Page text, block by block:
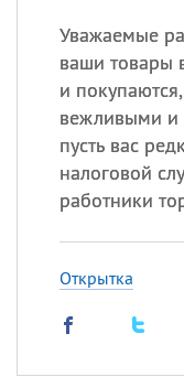
Уважаемые
ваши товары
и
вежливыми и
пусть вас
налоговой
работники
Открытка